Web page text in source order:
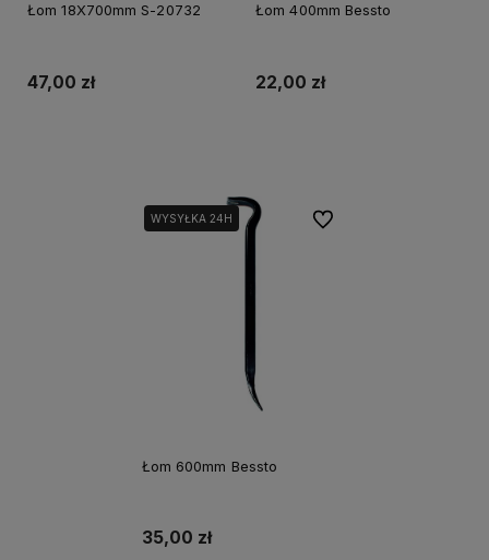
Łom 18X700mm S-20732
47,00 zł
Łom 400mm Bessto
22,00 zł
WYSYŁKA 24H
Łom 600mm Bessto
35,00 zł
Do ulubionych